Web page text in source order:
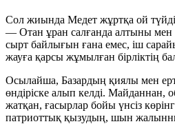
Сол жиында Медет жұртқа ой
— Отан ұран салғанда алтыны мен
сырт байлығын ғана емес, іш
жауға қарсы жұмылған бірліктің
Осылайша, Базардың қиялы мен
өндіріске алып келді.
жатқан, ғасырлар бойы үнсіз
патриоттық қызудың, шын